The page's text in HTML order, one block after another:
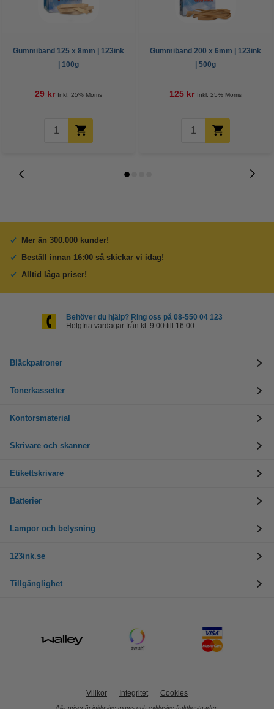
Gummiband 125 x 8mm | 123ink
| 100g
29 kr Inkl. 25% Moms
Gummiband 200 x 6mm | 123ink
| 500g
125 kr Inkl. 25% Moms
Mer än 300.000 kunder!
Beställ innan 16:00 så skickar vi idag!
Alltid låga priser!
Behöver du hjälp? Ring oss på 08-550 04 123
Helgfria vardagar från kl. 9:00 till 16:00
Bläckpatroner
Tonerkassetter
Kontorsmaterial
Skrivare och skanner
Etikettskrivare
Batterier
Lampor och belysning
123ink.se
Tillgänglighet
Villkor Integritet Cookies
Alla priser är inklusive moms och exklusive fraktkostnader.